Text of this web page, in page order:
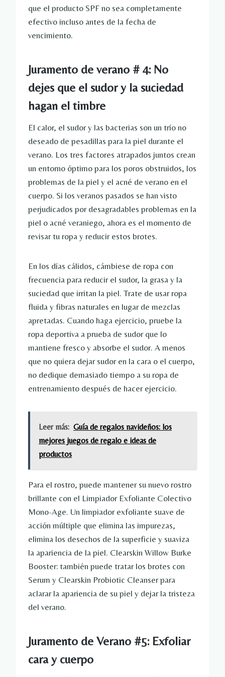
que el producto SPF no sea completamente
efectivo incluso antes de la fecha de
vencimiento.
Juramento de verano # 4: No
dejes que el sudor y la suciedad
hagan el timbre
El calor, el sudor y las bacterias son un trío no
deseado de pesadillas para la piel durante el
verano. Los tres factores atrapados juntos crean
un entorno óptimo para los poros obstruidos, los
problemas de la piel y el acné de verano en el
cuerpo. Si los veranos pasados ​​se han visto
perjudicados por desagradables problemas en la
piel o acné veraniego, ahora es el momento de
revisar tu ropa y reducir estos brotes.
En los días cálidos, cámbiese de ropa con
frecuencia para reducir el sudor, la grasa y la
suciedad que irritan la piel. Trate de usar ropa
fluida y fibras naturales en lugar de mezclas
apretadas. Cuando haga ejercicio, pruebe la
ropa deportiva a prueba de sudor que lo
mantiene fresco y absorbe el sudor. A menos
que no quiera dejar sudor en la cara o el cuerpo,
no dedique demasiado tiempo a su ropa de
entrenamiento después de hacer ejercicio.
Leer más: Guía de regalos navideños: los
mejores juegos de regalo e ideas de
productos
Para el rostro, puede mantener su nuevo rostro
brillante con el Limpiador Exfoliante Colectivo
Mono-Age. Un limpiador exfoliante suave de
acción múltiple que elimina las impurezas,
elimina los desechos de la superficie y suaviza
la apariencia de la piel. Clearskin Willow Burke
Booster: también puede tratar los brotes con
Serum y Clearskin Probiotic Cleanser para
aclarar la apariencia de su piel y dejar la tristeza
del verano.
Juramento de Verano #5: Exfoliar
cara y cuerpo